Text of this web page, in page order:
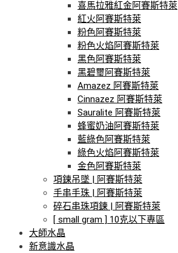
喜馬拉雅紅金阿賽斯特萊
紅火阿賽斯特萊
粉色阿賽斯特萊
粉色火焰阿賽斯特萊
黑色阿賽斯特萊
黑碧璽阿賽斯特萊
Amazez 阿賽斯特萊
Cinnazez 阿賽斯特萊
Sauralite 阿賽斯特萊
蜂蜜奶油阿賽斯特萊
藍綠色阿賽斯特萊
綠色火焰阿賽斯特萊
金色阿賽斯特萊
項鍊吊墜 | 阿賽斯特萊
手串手珠 | 阿賽斯特萊
碎石串珠項鍊 | 阿賽斯特萊
[ small gram ] 10克以下專區
大師水晶
新意識水晶